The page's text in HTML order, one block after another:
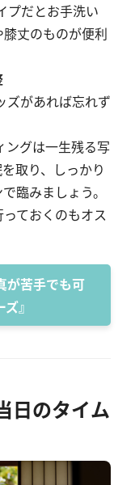
プだとお手洗い
丈のものが便利
ズがあれば忘れず
ングは一生残る写
取り、しっかり
臨みましょう。
ておくのもオス
が苦手でも可
』
日のタイム